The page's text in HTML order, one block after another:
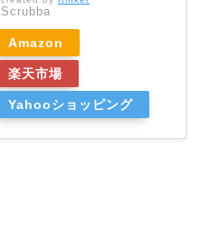
Scrubba
Amazon
楽天市場
Yahooショッピング